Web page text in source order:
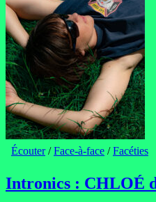
Écouter/Face-à-face /Facéties
Intronics : CHLOÉ